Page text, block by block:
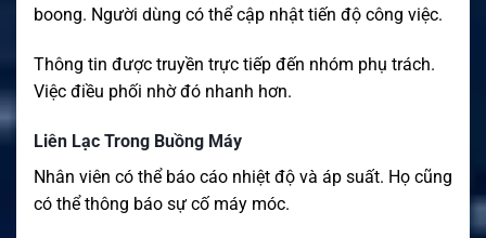
boong. Người dùng có thể cập nhật tiến độ công việc.
Thông tin được truyền trực tiếp đến nhóm phụ trách.
Việc điều phối nhờ đó nhanh hơn.
Liên Lạc Trong Buồng Máy
Nhân viên có thể báo cáo nhiệt độ và áp suất. Họ cũng
có thể thông báo sự cố máy móc.